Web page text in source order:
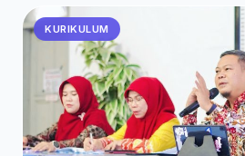
KURIKULUM